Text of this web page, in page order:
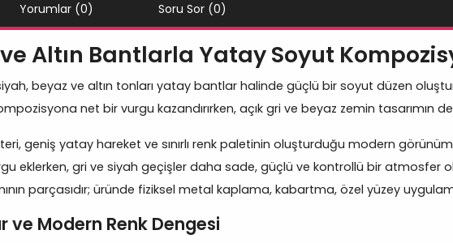
Yorumlar (0) Soru Sor (0)
Altın Bantlarla Yatay Soyut
beyaz ve altın tonları yatay bantlar halinde güçlü bir soyut düzen
net bir vurgu kazandırırken, açık gri ve beyaz zemin tasarımın
geniş yatay hareket ve sınırlı renk paletinin oluşturduğu modern
eklerken, gri ve siyah geçişler daha sade, güçlü ve kontrollü bir atmosfer
parçasıdır; üründe fiziksel metal kaplama, kabartma, özel yüzey
ve Modern Renk Dengesi